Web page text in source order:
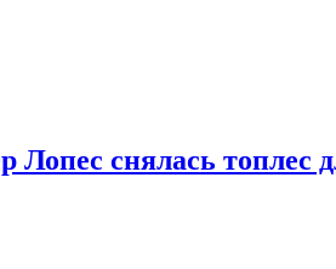
Лопес снялась топлес